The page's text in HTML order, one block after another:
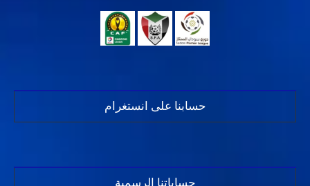
حسابنا على انستغرام
حساباتنا الرسمية